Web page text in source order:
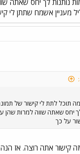
נותנות לך יחס
מעניין אשמח שתתן לי
תוכל לתת לי קישור של
יחס שאתה שווה למרות שהן
על כך
קישור אתה רוצה. אז